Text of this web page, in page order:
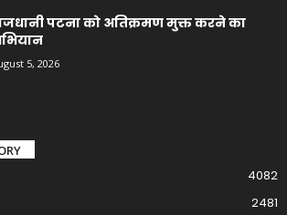
पटना को अतिक्रमण मुक्त करने का
5, 2026
4082
2481